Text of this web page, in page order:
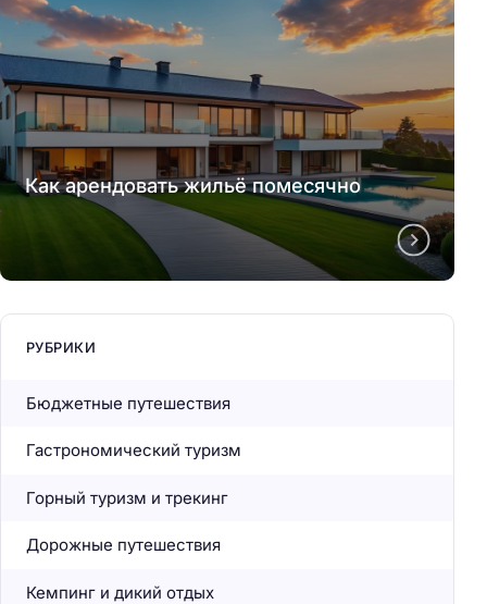
Как арендовать жильё помесячно
РУБРИКИ
Бюджетные путешествия
Гастрономический туризм
Горный туризм и трекинг
Дорожные путешествия
Кемпинг и дикий отдых